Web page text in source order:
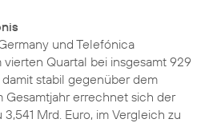
und Telefónica
Quartal bei insgesamt 929
stabil gegenüber dem
Gesamtjahr errechnet sich der
Mrd. Euro, im Vergleich zu